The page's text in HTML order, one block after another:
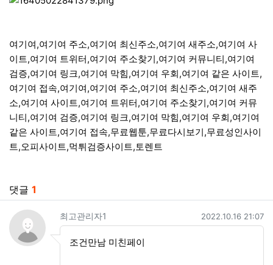
여기여,여기여 주소,여기여 최신주소,여기여 새주소,여기여 사
이트,여기여 트위터,여기여 주소찾기,여기여 커뮤니티,여기여
검증,여기여 링크,여기여 막힘,여기여 우회,여기여 같은 사이트,
여기여 접속,여기여,여기여 주소,여기여 최신주소,여기여 새주
소,여기여 사이트,여기여 트위터,여기여 주소찾기,여기여 커뮤
니티,여기여 검증,여기여 링크,여기여 막힘,여기여 우회,여기여
같은 사이트,여기여 접속,무료웹툰,무료다시보기,무료성인사이
트,오피사이트,먹튀검증사이트,토렌트
댓글 1
최고관리자1님의 댓글
최고관리자1 작성일
2022.10.16 21:07
조건만남 미친페이